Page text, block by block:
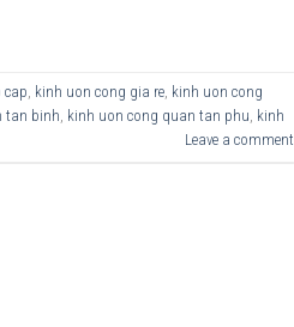
cap, kinh uon cong gia re, kinh uon cong
tan binh, kinh uon cong quan tan phu, kinh
Leave a comment